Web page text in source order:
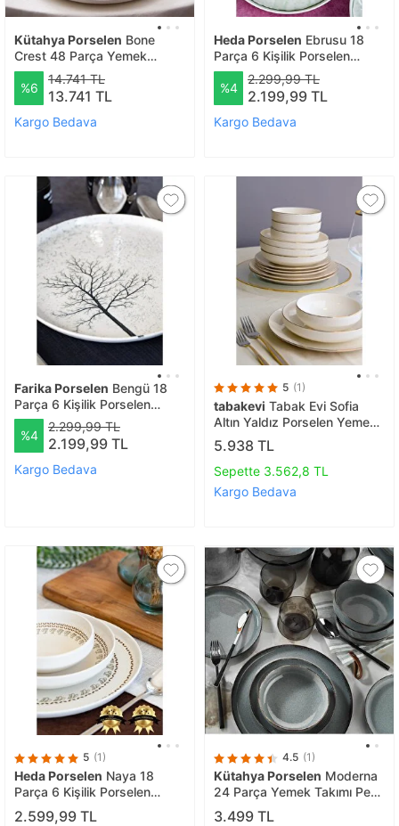
Kütahya Porselen Bone
Crest 48 Parça Yemek
Takımı Platin File
%6
14.741 TL
13.741 TL
Kargo Bedava
Heda Porselen Ebrusu 18
Parça 6 Kişilik Porselen
Yemek Takımı
%4
2.299,99 TL
2.199,99 TL
Kargo Bedava
Farika Porselen Bengü 18
Parça 6 Kişilik Porselen
Yemek Takımı
%4
2.299,99 TL
2.199,99 TL
Kargo Bedava
5 (1)
tabakevi Tabak Evi Sofia
Altın Yaldız Porselen Yemek
Takımı 24 Parça 6 Kişilik
5.938 TL
Sepette 3.562,8 TL
Kargo Bedava
5 (1)
Heda Porselen Naya 18
Parça 6 Kişilik Porselen
Yemek Takımı
2.599,99 TL
4.5 (1)
Kütahya Porselen Moderna
24 Parça Yemek Takımı Pearl
P01 Mavi
3.499 TL